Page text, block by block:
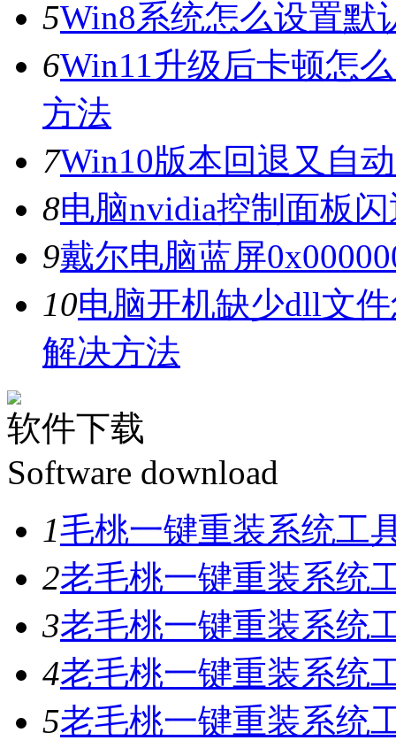
5Win8系统怎么设置默
6Win11升级后卡顿怎
方法
7Win10版本回退又自
8电脑nvidia控制面板
9戴尔电脑蓝屏
10电脑开机缺少dll文
解决方法
软件下载
Software download
1毛桃一键重装系统工
2老毛桃一键重装系统
3老毛桃一键重装系统
4老毛桃一键重装系统
5老毛桃一键重装系统